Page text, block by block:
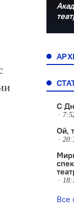
С
Ой,
Все